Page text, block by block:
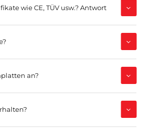
wie CE, TÜV usw.? Antwort
an?